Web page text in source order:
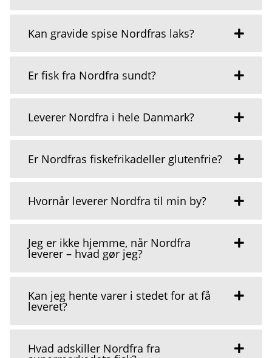
Kan gravide spise Nordfras laks?
Er fisk fra Nordfra sundt?
Leverer Nordfra i hele Danmark?
Er Nordfras fiskefrikadeller glutenfrie?
Hvornår leverer Nordfra til min by?
Jeg er ikke hjemme, når Nordfra
leverer – hvad gør jeg?
Kan jeg hente varer i stedet for at få
leveret?
Hvad adskiller Nordfra fra